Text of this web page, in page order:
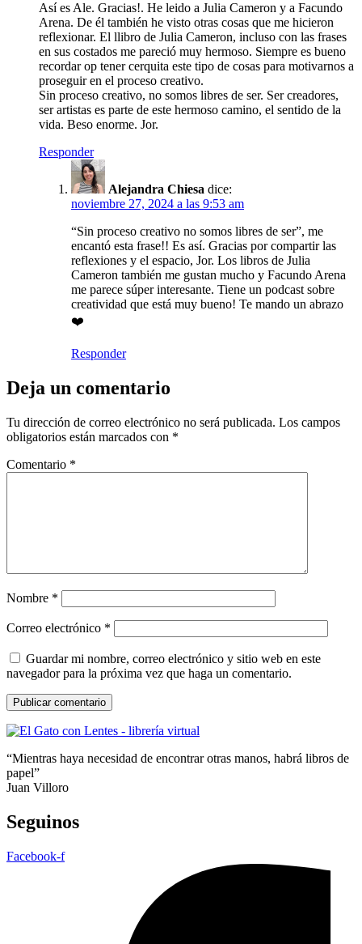
Así es Ale. Gracias!. He leido a Julia Cameron y a Facundo
Arena. De él también he visto otras cosas que me hicieron
reflexionar. El llibro de Julia Cameron, incluso con las frases
en sus costados me pareció muy hermoso. Siempre es bueno
recordar op tener cerquita este tipo de cosas para motivarnos a
proseguir en el proceso creativo.
Sin proceso creativo, no somos libres de ser. Ser creadores,
ser artistas es parte de este hermoso camino, el sentido de la
vida. Beso enorme. Jor.
Responder
Alejandra Chiesa dice:
noviembre 27, 2024 a las 9:53 am
“Sin proceso creativo no somos libres de ser”, me
encantó esta frase!! Es así. Gracias por compartir las
reflexiones y el espacio, Jor. Los libros de Julia
Cameron también me gustan mucho y Facundo Arena
me parece súper interesante. Tiene un podcast sobre
creatividad que está muy bueno! Te mando un abrazo
❤️
Responder
Deja un comentario
Tu dirección de correo electrónico no será publicada. Los campos
obligatorios están marcados con *
Comentario *
Nombre *
Correo electrónico *
Guardar mi nombre, correo electrónico y sitio web en este
navegador para la próxima vez que haga un comentario.
“Mientras haya necesidad de encontrar otras manos, habrá libros de
papel”
Juan Villoro
Seguinos
Facebook-f